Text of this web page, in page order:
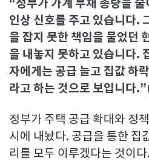
인상 신호를 주고 있습니다.
을 잡지 못한 책임을 물었던
을 내놓지 못하고 있습니다.
자에게는 공급 늘고 집값 하
라고 하는 것으로 보입니다
정부가 주택 공급 확대와 정
시에 내놨다. 공급을 통한 집
리를 모두 이루겠다는 것이